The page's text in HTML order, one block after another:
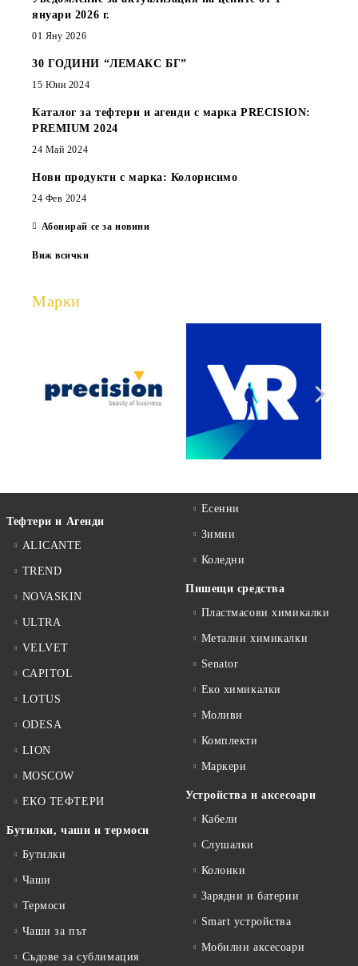
януари 2026 г.
01 Яну 2026
30 ГОДИНИ “ЛЕМАКС БГ”
15 Юни 2024
Каталог за тефтери и агенди с марка PRECISION:
PREMIUM 2024
24 Май 2024
Нови продукти с марка: Колорисимо
24 Фев 2024
Абонирай се за новини
Виж всички
Марки
Тефтери и Агенди
ALICANTE
TREND
NOVASKIN
ULTRA
VELVET
CAPITOL
LOTUS
ODESA
LION
MOSCOW
ЕКО ТЕФТЕРИ
Бутилки, чаши и термоси
Бутилки
Чаши
Термоси
Чаши за път
Съдове за сублимация
Есенни
Зимни
Коледни
Пишещи средства
Пластмасови химикалки
Метални химикалки
Senator
Еко химикалки
Моливи
Комплекти
Маркери
Устройства и аксесоари
Кабели
Слушалки
Колонки
Зарядни и батерии
Smart устройства
Мобилни аксесоари